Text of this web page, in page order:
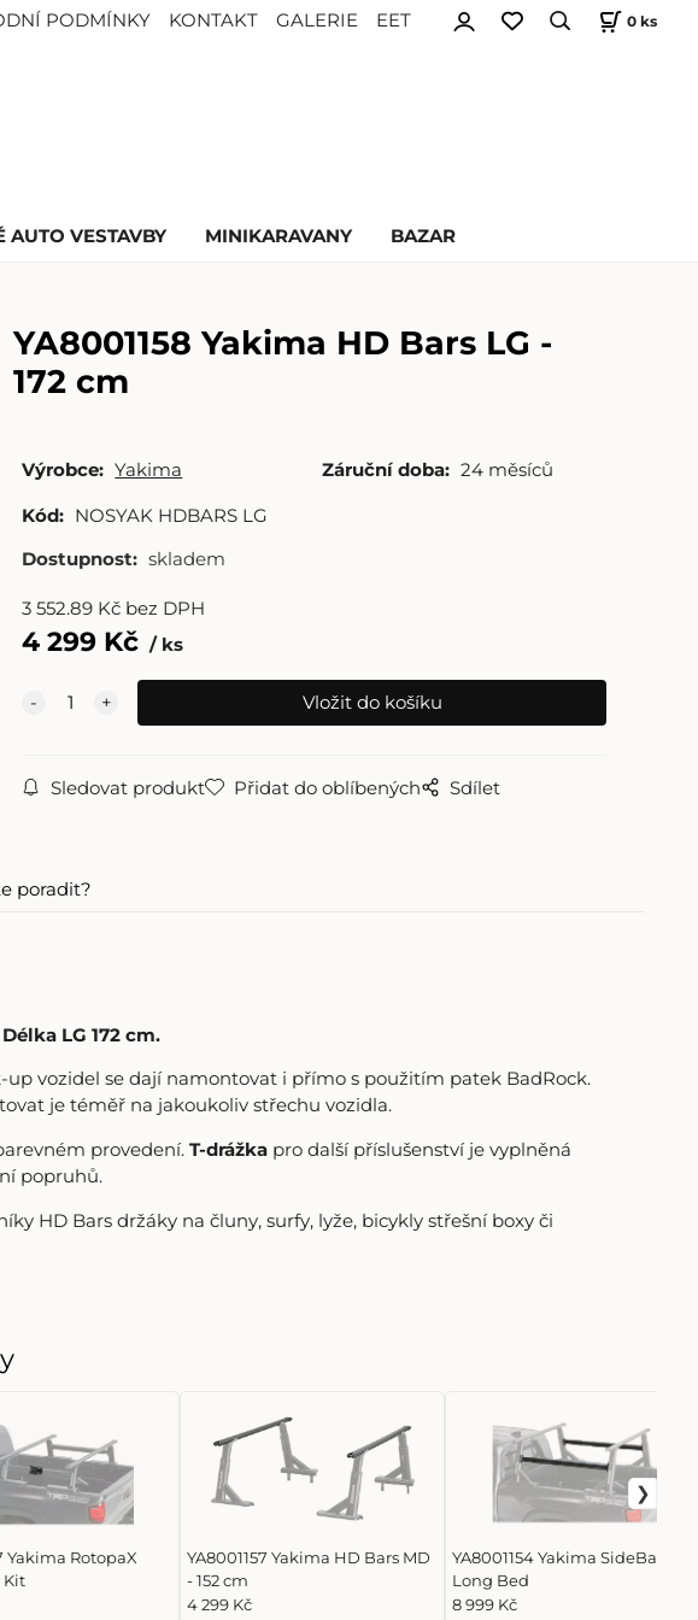
PODMÍNKY KONTAKT GALERIE EET 0 ks
AUTO VESTAVBY MINIKARAVANY BAZAR
YA8001158 Yakima HD Bars LG -
172 cm
Výrobce: Yakima Záruční doba: 24 měsíců
Kód: NOSYAK HDBARS LG
Dostupnost: skladem
3 552.89 Kč bez DPH
4 299 Kč ks
Sledovat produkt Přidat do oblíbených Sdílet
poradit?
DélkaLG 172 cm.
vozidel se dají namontovat i přímo s použitím patek BadRock.
je téměř na jakoukoliv střechu vozidla.
provedení. T-drážkapro další příslušenství je vyplněná
popruhů.
HD Bars držáky na čluny, surfy, lyže, bicykly střešní boxy či
Yakima RotopaX
Kit
YA8001157 Yakima HD Bars MD
- 152 cm
4 299 Kč
YA8001154 Yakima SideBar,
Long Bed
8 999 Kč